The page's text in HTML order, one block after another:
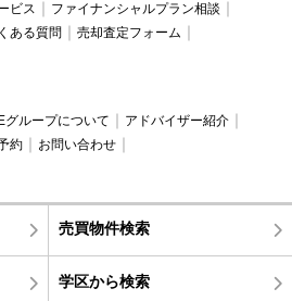
ビス
ファイナンシャルプラン相談
ある質問
売却査定フォーム
グループについて
アドバイザー紹介
約
お問い合わせ
売買物件検索
学区から検索